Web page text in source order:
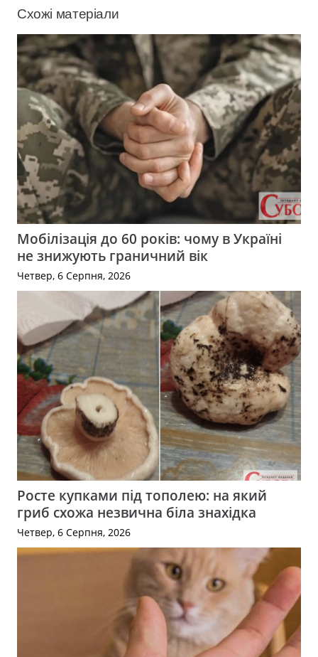
Схожі матеріали
Мобілізація до 60 років: чому в Україні
не знижують граничний вік
Четвер, 6 Серпня, 2026
Росте купками під тополею: на який
гриб схожа незвична біла знахідка
Четвер, 6 Серпня, 2026